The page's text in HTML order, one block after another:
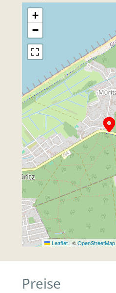
+
−
Leaflet|©OpenStreetMap
Preise